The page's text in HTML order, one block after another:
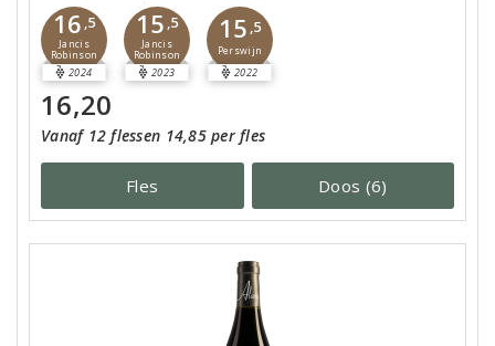
16 ,5
Jancis
Robinson
2024
15 ,5
Jancis
Robinson
2023
15 ,5
Perswijn
2022
16,20
Vanaf 12 flessen 14,85 per fles
Fles Doos (6)